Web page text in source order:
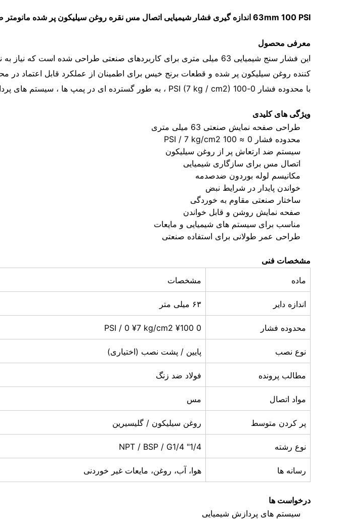
63mm 100 PSI اندازه گیری فشار شیمیایی اتصال مس نقره روغن سیلیکون پر شده مانومتر ضدصدمه
معرفی محصول
این فشار سنج شیمیایی 63 میلی متری برای کاربردهای صنعتی طراحی شده
کننده روغن سیلیکون پر شده و قطعات برنج خیس برای اطمینان از عملکرد قابل اعتماد در
با محدوده فشار 0-100 PSI (7 kg / cm2) ، به طور گسترده ای در پمپ ها ، سیستم های پردازش شیمیایی و تجهیزات صنعتی عمومی استفاده می شود.
ویژگی های کلیدی
طراحی صفحه نمایش صنعتی 63 میلی متری
محدوده فشار 0 ≈ 100 PSI / 7 kg/cm2
سیستم ضد ارتعاش پر از روغن سیلیکون
اتصال مس برای سازگاری شیمیایی
مکانیسم لوله بوردون ضدصدمه
خواندن پایدار در شرایط نبض
ساختار صنعتی مقاوم به خوردگی
صفحه نمایش روشن و قابل خواندن
مناسب برای سیستم های شیمیایی و مایعات
طراحی عمر طولانی برای استفاده صنعتی
مشخصات فنی
ماده
مشخصات
اندازه دایر ۶۳ میلی متر
محدوده فشار 0 ¥100 PSI / 0 ¥7 kg/cm2
نوع نصب پایین / پشت نصب (اختیاری)
مطالب پرونده فولاد ضد زنگ
مواد اتصال مس
پر کردن متوسط روغن سیلیکون / گلیسیرین
نوع رشته 1/4" NPT / BSP / G1/4
رسانه ها هوا، آب، روغن، مایعات غیر خوردنی
درخواست ها
سیستم های پردازش شیمیایی